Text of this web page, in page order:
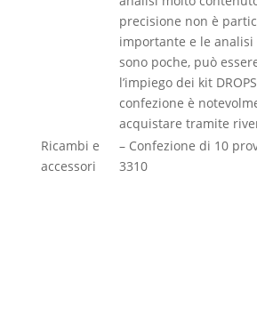
precisione non è
importante e le
sono poche, può
l’impiego dei kit
confezione è
acquistare tramite
Ricambi e
accessori
– Confezione di 10
3310